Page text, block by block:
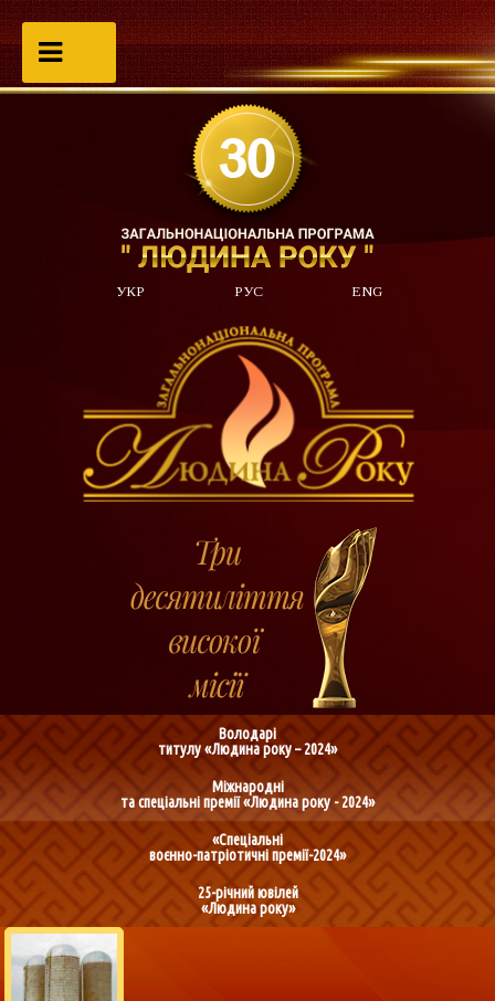
УКР РУС ENG
Володарі
титулу «Людина року – 2024»
Міжнародні
та спеціальні премії «Людина року - 2024»
«Спеціальні
воєнно-патріотичні премії-2024»
25-річний ювілей
«Людина року»